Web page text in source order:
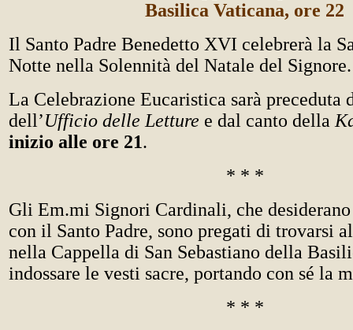
Basilica Vaticana, ore 22
Il Santo Padre Benedetto XVI celebrerà la
Notte nella Solennità del Natale del Signore.
La Celebrazione Eucaristica sarà preceduta
dell’Ufficio delle Letture e dal canto della
inizio alle ore 21.
* * *
Gli Em.mi Signori Cardinali, che
con il Santo Padre, sono pregati di trovarsi
nella Cappella di San Sebastiano della
indossare le vesti sacre, portando con sé la
* * *